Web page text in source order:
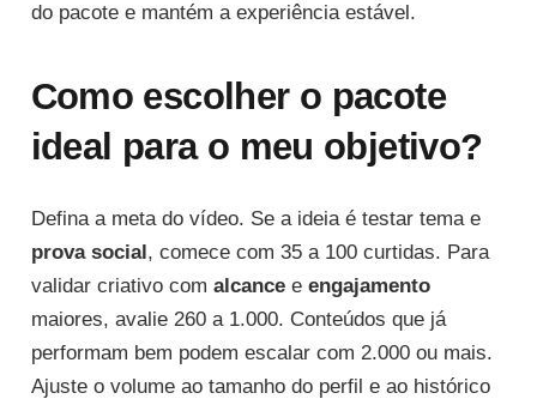
do pacote e mantém a experiência estável.
Como escolher o pacote
ideal para o meu objetivo?
Defina a meta do vídeo. Se a ideia é testar tema e
prova social, comece com 35 a 100 curtidas. Para
validar criativo com alcancee engajamento
maiores, avalie 260 a 1.000. Conteúdos que já
performam bem podem escalar com 2.000 ou mais.
Ajuste o volume ao tamanho do perfil e ao histórico